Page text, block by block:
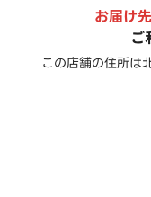
お届け先
ご
この店舗の住所は